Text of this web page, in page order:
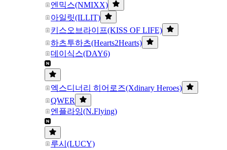
엔믹스(NMIXX)
아일릿(ILLIT)
키스오브라이프(KISS OF LIFE)
하츠투하츠(Hearts2Hearts)
데이식스(DAY6)
엑스디너리 히어로즈(Xdinary Heroes)
QWER
엔플라잉(N.Flying)
루시(LUCY)